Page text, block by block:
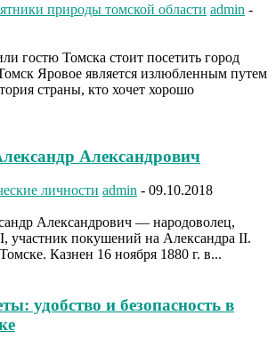
природы томской области admin -
гостю Томска стоит посетить город
Яровое является излюбленным путем
страны, кто хочет хорошо
Александрович
личности admin - 09.10.2018
Александрович — народоволец,
участник покушений на Александра II.
Казнен 16 ноября 1880 г. в...
удобство и безопасность в